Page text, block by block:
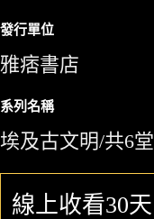
發行單位
雅痞書店
系列名稱
埃及古文明/共6堂
線上收看30天